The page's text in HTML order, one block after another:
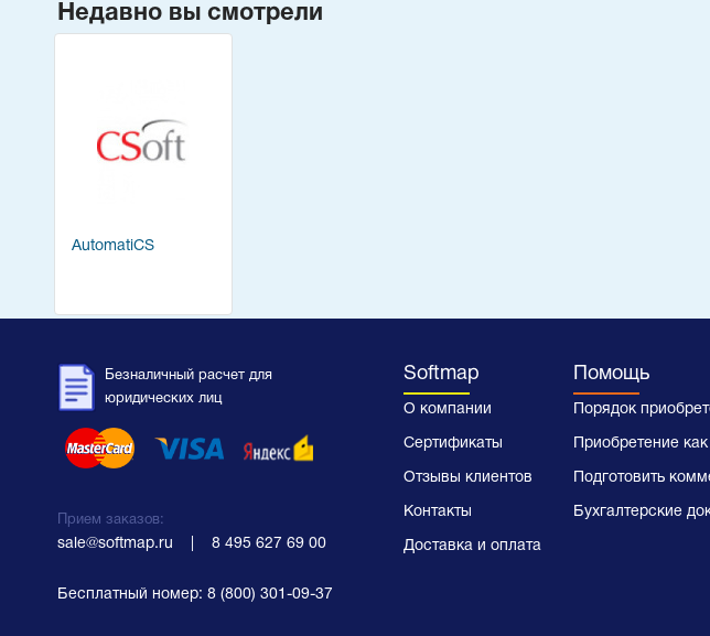
Недавно вы смотрели
AutomatiCS
Безналичный расчет для
юридических лиц
Прием заказов:
sale@softmap.ru 8 495 627 69 00
Бесплатный номер: 8 (800) 301-09-37
Softmap
О компании
Сертификаты
Отзывы клиентов
Контакты
Доставка и оплата
Помощь
Порядок
Приобретение
Подготовить
Бухгалтерские